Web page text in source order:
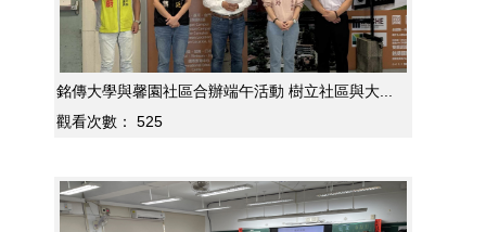
銘傳大學與馨園社區合辦端午活動 樹立社區與大...
觀看次數：
525